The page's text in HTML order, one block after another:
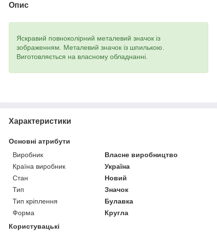
Опис
Яскравий повноколірний металевий значок із
зображенням. Металевий значок із шпилькою.
Виготовляється на власному обладнанні.
Характеристики
Основні атрибути
Виробник
Власне виробництво
Країна виробник
Україна
Стан
Новий
Тип
Значок
Тип кріплення
Булавка
Форма
Кругла
Користувацькі